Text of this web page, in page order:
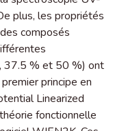
plus, les propriétés
composés
37.5 % et 50 %) ont
principe en
Linearized
fonctionnelle